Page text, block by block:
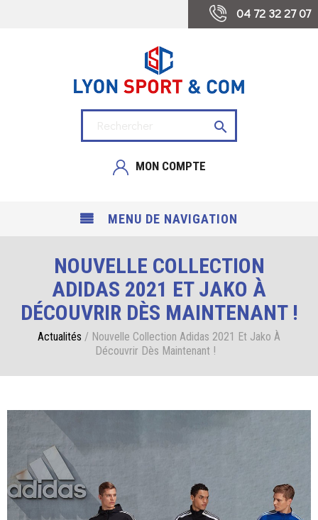
04 72 32 27 07

MON COMPTE
MENU DE NAVIGATION
NOUVELLE COLLECTION
ADIDAS 2021 ET JAKO À
DÉCOUVRIR DÈS MAINTENANT !
Actualités / Nouvelle Collection Adidas 2021 Et Jako À
Découvrir Dès Maintenant !